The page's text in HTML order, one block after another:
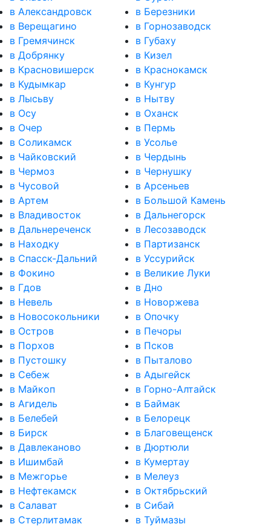
в Александровск
в Березники
в Верещагино
в Горнозаводск
в Гремячинск
в Губаху
в Добрянку
в Кизел
в Красновишерск
в Краснокамск
в Кудымкар
в Кунгур
в Лысьву
в Нытву
в Осу
в Оханск
в Очер
в Пермь
в Соликамск
в Усолье
в Чайковский
в Чердынь
в Чермоз
в Чернушку
в Чусовой
в Арсеньев
в Артем
в Большой Камень
в Владивосток
в Дальнегорск
в Дальнереченск
в Лесозаводск
в Находку
в Партизанск
в Спасск-Дальний
в Уссурийск
в Фокино
в Великие Луки
в Гдов
в Дно
в Невель
в Новоржева
в Новосокольники
в Опочку
в Остров
в Печоры
в Порхов
в Псков
в Пустошку
в Пыталово
в Себеж
в Адыгейск
в Майкоп
в Горно-Алтайск
в Агидель
в Баймак
в Белебей
в Белорецк
в Бирск
в Благовещенск
в Давлеканово
в Дюртюли
в Ишимбай
в Кумертау
в Межгорье
в Мелеуз
в Нефтекамск
в Октябрьский
в Салават
в Сибай
в Стерлитамак
в Туймазы